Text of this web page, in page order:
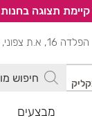
תצוגה בחנות
הפלדה 16, א.ת צפוני, נתניה
מבצעים